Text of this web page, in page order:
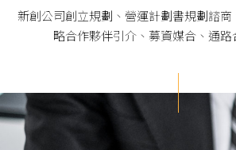
新創公司創立規劃、營運計劃書規劃諮
略合作夥伴引介、募資媒合、通路